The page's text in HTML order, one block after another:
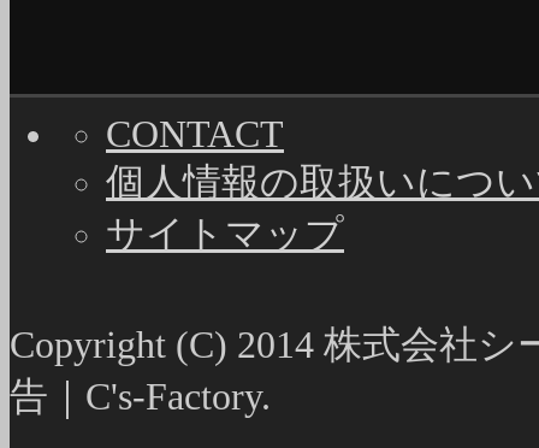
CONTACT
個人情報の取扱いにつ
サイトマップ
Copyright (C) 2014 株式会社
告｜C's-Factory.